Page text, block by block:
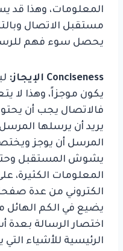
المعلومات، وهذا
مستقبل الاتصال
يحصل سوء فهم
Conciseness الإيجاز:
يكون موجزاً، وهذا لا
فالاتصال يجب أن
يريد أن يرسلها
المرسل أن يوجز
يشوش المستقبل
المعلومات الكثيرة،
الكتروني من عدة
يضيع في الكم الهائل
اختصار الرسالة
الرئيسية للأشياء